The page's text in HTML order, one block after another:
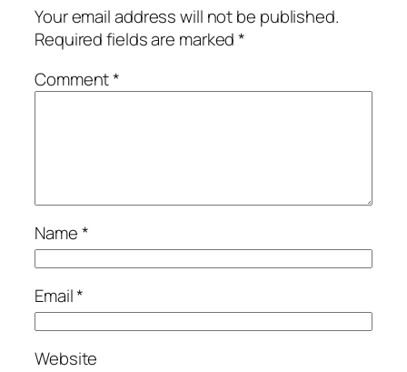
Your email address will not be published.
Required fields are marked*
Comment*
Name*
Email*
Website